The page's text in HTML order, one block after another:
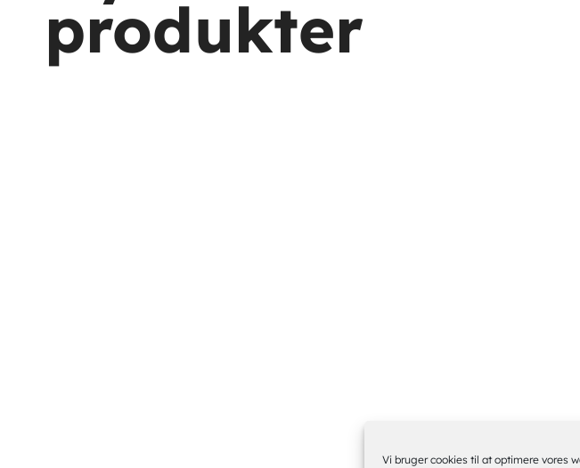
Vi bruger cookies til at optimere vores
produkter